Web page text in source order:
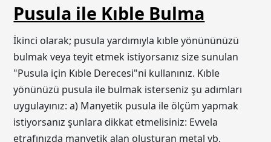
Pusula ile Kıble Bulma
İkinci olarak; pusula yardımıyla kıble yönününüzü
bulmak veya teyit etmek istiyorsanız size sunulan
"Pusula için Kıble Derecesi"ni kullanınız. Kıble
yönünüzü pusula ile bulmak isterseniz şu adımları
uygulayınız: a) Manyetik pusula ile ölçüm yapmak
istiyorsanız şunlara dikkat etmelisiniz: Evvela
etrafınızda manyetik alan oluşturan metal vb.